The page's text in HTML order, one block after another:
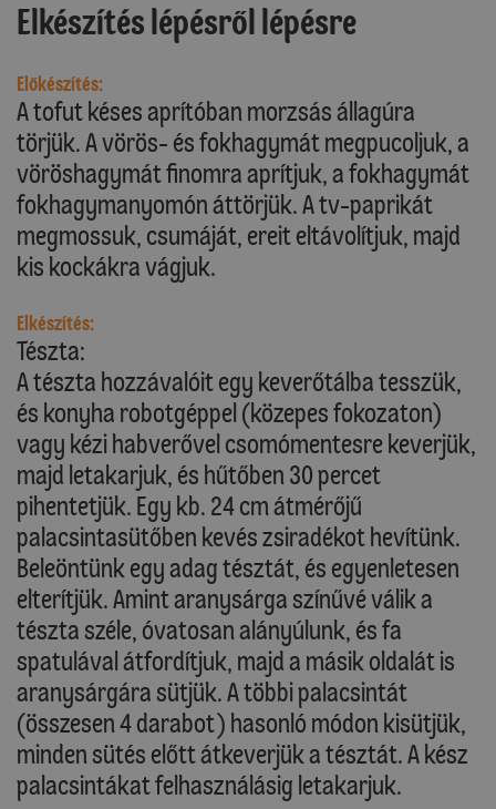
Elkészítés lépésről lépésre
Előkészítés:
A tofut késes aprítóban morzsás állagúra
törjük. A vörös- és fokhagymát megpucoljuk, a
vöröshagymát finomra aprítjuk, a fokhagymát
fokhagymanyomón áttörjük. A tv-paprikát
megmossuk, csumáját, ereit eltávolítjuk, majd
kis kockákra vágjuk.
Elkészítés:
Tészta:
A tészta hozzávalóit egy keverőtálba tesszük,
és konyha robotgéppel (közepes fokozaton)
vagy kézi habverővel csomómentesre keverjük,
majd letakarjuk, és hűtőben 30 percet
pihentetjük. Egy kb. 24 cm átmérőjű
palacsintasütőben kevés zsiradékot hevítünk.
Beleöntünk egy adag tésztát, és egyenletesen
elterítjük. Amint aranysárga színűvé válik a
tészta széle, óvatosan alányúlunk, és fa
spatulával átfordítjuk, majd a másik oldalát is
aranysárgára sütjük. A többi palacsintát
(összesen 4 darabot) hasonló módon kisütjük,
minden sütés előtt átkeverjük a tésztát. A kész
palacsintákat felhasználásig letakarjuk.